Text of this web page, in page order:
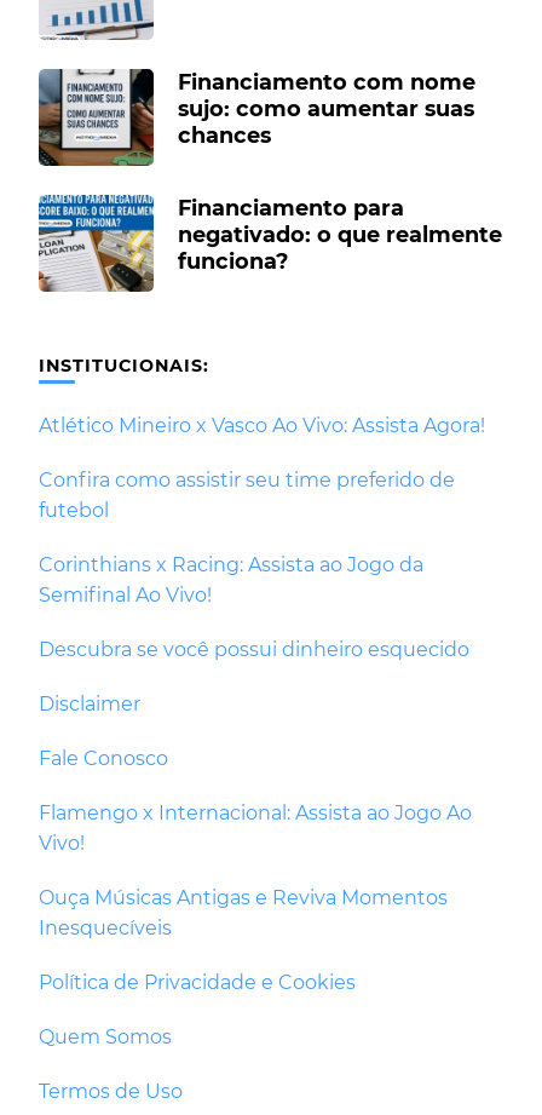
Financiamento com nome
sujo: como aumentar suas
chances
Financiamento para
negativado: o que realmente
funciona?
INSTITUCIONAIS:
Atlético Mineiro x Vasco Ao Vivo: Assista Agora!
Confira como assistir seu time preferido de
futebol
Corinthians x Racing: Assista ao Jogo da
Semifinal Ao Vivo!
Descubra se você possui dinheiro esquecido
Disclaimer
Fale Conosco
Flamengo x Internacional: Assista ao Jogo Ao
Vivo!
Ouça Músicas Antigas e Reviva Momentos
Inesquecíveis
Política de Privacidade e Cookies
Quem Somos
Termos de Uso